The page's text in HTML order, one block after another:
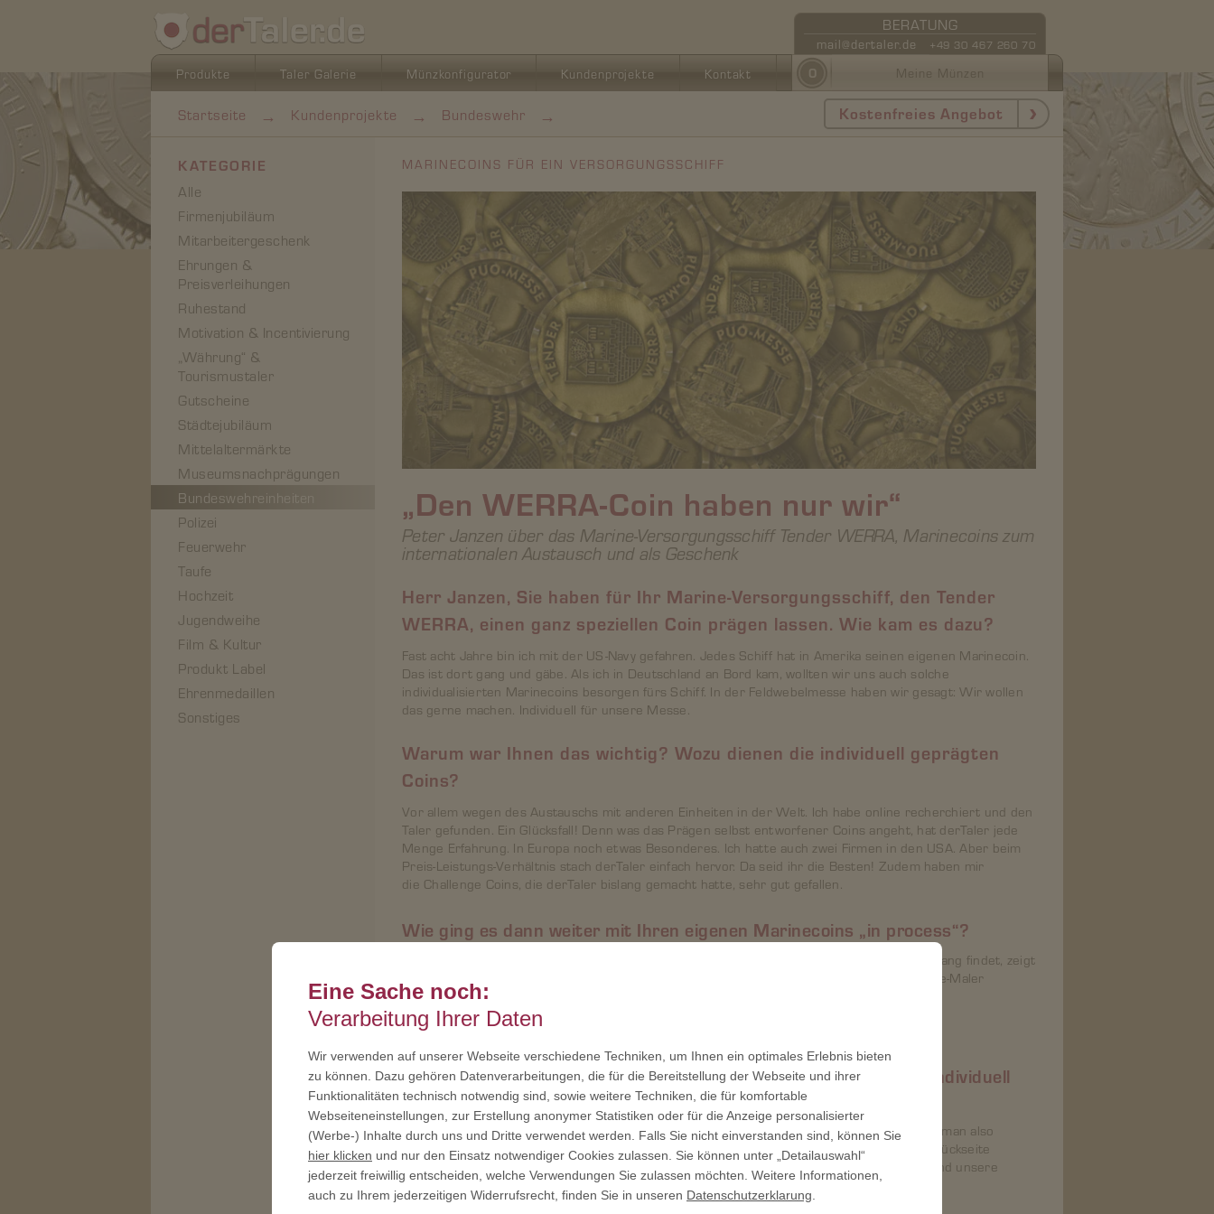
Produkte Taler Galerie Münzkonfigurator Kundenprojekte Kontakt
BERATUNG
mail@dertaler.de +49 30 467 260 70
0 Meine Münzen
Startseite → Kundenprojekte → Bundeswehr → Kostenfreies Angebot
KATEGORIE
Alle
Firmenjubiläum
Mitarbeitergeschenk
Ehrungen &
Preisverleihungen
Ruhestand
Motivation & Incentivierung
„Währung“ &
Tourismustaler
Gutscheine
Städtejubiläum
Mittelaltermärkte
Museumsnachprägungen
Bundeswehreinheiten
Polizei
Feuerwehr
Taufe
Hochzeit
Jugendweihe
Film & Kultur
Produkt Label
Ehrenmedaillen
Sonstiges
MARINECOINS FÜR EIN VERSORGUNGSSCHIFF
„Den WERRA-Coin haben nur wir“
Peter Janzen über das Marine-Versorgungsschiff Tender WERRA, Marinecoins zum
internationalen Austausch und als Geschenk
Herr Janzen, Sie haben für Ihr Marine-Versorgungsschiff, den Tender
WERRA, einen ganz speziellen Coin prägen lassen. Wie kam es dazu?
Fast acht Jahre bin ich mit der US-Navy gefahren. Jedes Schiff hat in Amerika seinen eigenen Marinecoin.
Das ist dort gang und gäbe. Als ich in Deutschland an Bord kam, wollten wir uns auch solche
individualisierten Marinecoins besorgen fürs Schiff. In der Feldwebelmesse haben wir gesagt: Wir wollen
das gerne machen. Individuell für unsere Messe.
Warum war Ihnen das wichtig? Wozu dienen die individuell geprägten
Coins?
Vor allem wegen des Austauschs mit anderen Einheiten in der Welt. Ich habe online recherchiert und den
Taler gefunden. Ein Glücksfall! Denn was das Prägen selbst entworfener Coins angeht, hat derTaler jede
Menge Erfahrung. In Europa noch etwas Besonderes. Ich hatte auch zwei Firmen in den USA. Aber beim
Preis-Leistungs-Verhältnis stach derTaler einfach hervor. Da seid ihr die Besten! Zudem haben mir
die Challenge Coins, die derTaler bislang gemacht hatte, sehr gut gefallen.
Wie ging es dann weiter mit Ihren eigenen Marinecoins „in process“?
Als die Firma feststand, haben wir uns ein Design überlegt. Das Bild, das auf dem Coin Eingang findet, zeigt
den Tender. Also unser Versorgungsschiff der deutschen Marine. Das Bild hatte ein Marine-Maler
angefertigt. Es ist ein Unikat. Nur wir als Tender WERRA haben dieses Bild.
So einzigartig wie Ihre individuell
geprägten Marinecoins.
Genau. Auf der einen Seite sieht man also
dieses Bild des Malers. Auf der Rückseite
des Coins stehen unser Credo und unsere
Dienstgrade.
Eine Sache noch:
Verarbeitung Ihrer Daten
Wir verwenden auf unserer Webseite verschiedene Techniken, um Ihnen ein optimales Erlebnis bieten
zu können. Dazu gehören Datenverarbeitungen, die für die Bereitstellung der Webseite und ihrer
Funktionalitäten technisch notwendig sind, sowie weitere Techniken, die für komfortable
Webseiteneinstellungen, zur Erstellung anonymer Statistiken oder für die Anzeige personalisierter
(Werbe-) Inhalte durch uns und Dritte verwendet werden. Falls Sie nicht einverstanden sind, können Sie
hier klicken und nur den Einsatz notwendiger Cookies zulassen. Sie können unter „Detailauswahl“
jederzeit freiwillig entscheiden, welche Verwendungen Sie zulassen möchten. Weitere Informationen,
auch zu Ihrem jederzeitigen Widerrufsrecht, finden Sie in unseren Datenschutzerklarung